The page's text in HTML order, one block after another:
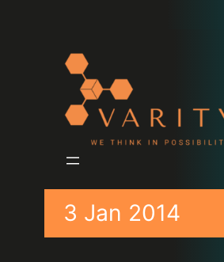
3 Jan 2014